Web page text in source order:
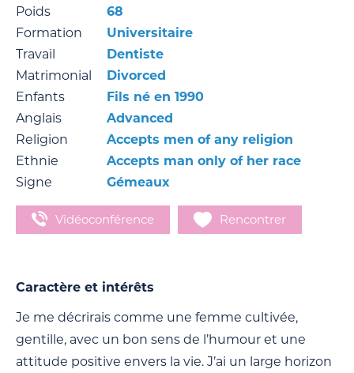
Poids
68
Formation
Universitaire
Travail
Dentiste
Matrimonial
Divorced
Enfants
Fils né en 1990
Anglais
Advanced
Religion
Accepts men of any religion
Ethnie
Accepts man only of her race
Signe
Gémeaux
Vidéoconférence Rencontrer
Caractère et intérêts
Je me décrirais comme une femme cultivée,
gentille, avec un bon sens de l’humour et une
attitude positive envers la vie. J’ai un large horizon